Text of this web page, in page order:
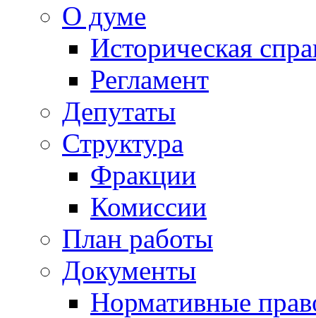
О думе
Историческая
Регламент
Депутаты
Структура
Фракции
Комиссии
План работы
Документы
Нормативные